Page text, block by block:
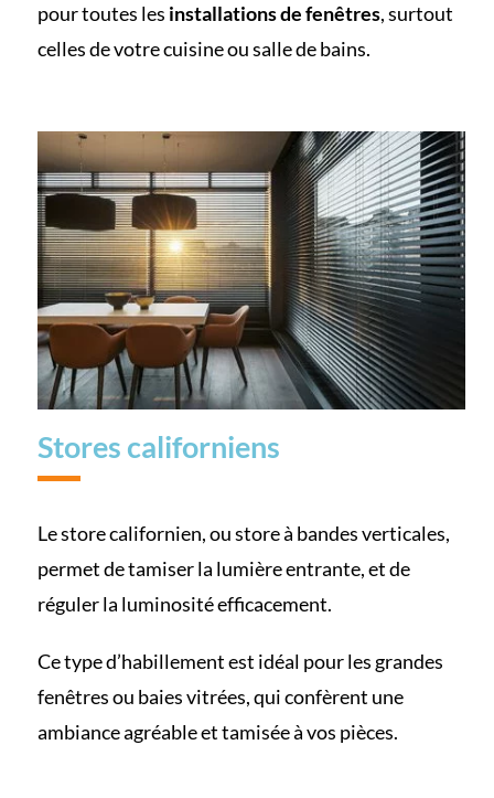
pour toutes les installations de fenêtres, surtout
celles de votre cuisine ou salle de bains.
Stores californiens
Le store californien, ou store à bandes verticales,
permet de tamiser la lumière entrante, et de
réguler la luminosité efficacement.
Ce type d’habillement est idéal pour les grandes
fenêtres ou baies vitrées, qui confèrent une
ambiance agréable et tamisée à vos pièces.